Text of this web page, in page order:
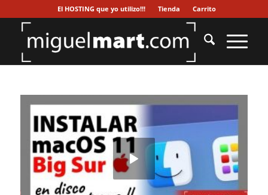
El HOSTING que yo utilizo!!! Tienda Carrito